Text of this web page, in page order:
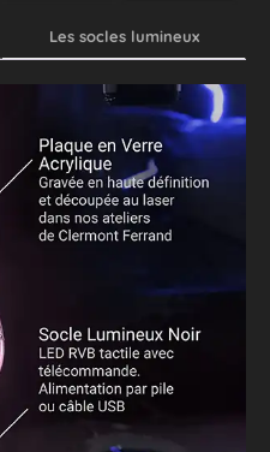
Les socles lumineux